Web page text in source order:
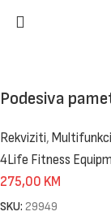
Podesiva
Rekviziti,
4Life Fitness
275,00 KM
SKU: 29949